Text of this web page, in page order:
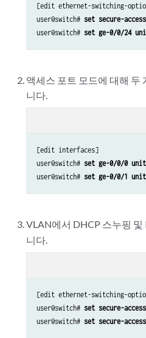
[edit ethernet-switching-
user@switch# set
user@switch# set ge-0/0/24
액세스 포트 모드에 대해 두
니다.
[edit interfaces]
user@switch# set ge-0/0/0
user@switch# set ge-0/0/1 unit
VLAN에서 DHCP 스누핑
니다.
[edit ethernet-switching-
user@switch# set
user@switch# set